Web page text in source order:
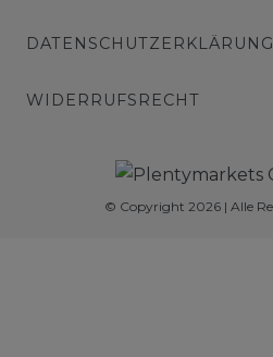
DATENSCHUTZERKLÄRUNG
WIDERRUFSRECHT
© Copyright 2026 | Alle